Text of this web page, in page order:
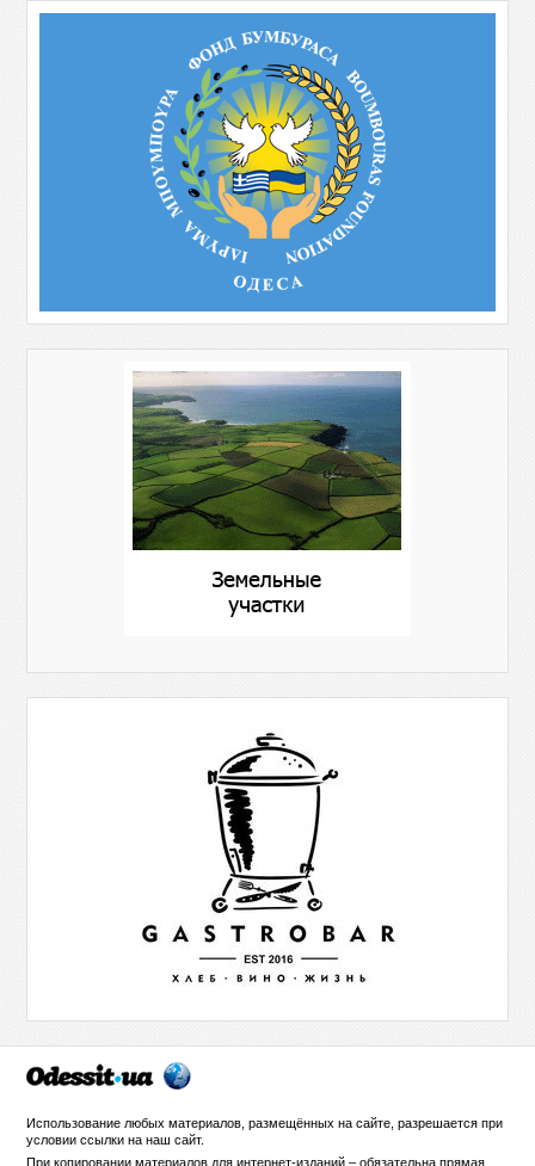
Использование любых материалов, размещённых на сайте, разрешается при
условии ссылки нанаш сайт.
При копировании материалов для интернет-изданий – обязательна прямая